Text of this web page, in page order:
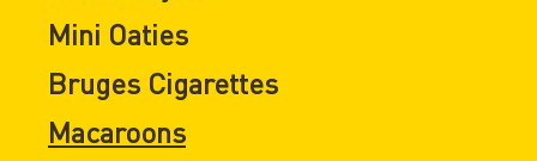
Mini Oaties
Bruges Cigarettes
Macaroons